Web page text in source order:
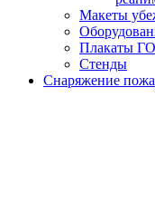
Макеты
Плакаты
Стенды
Снаряжение